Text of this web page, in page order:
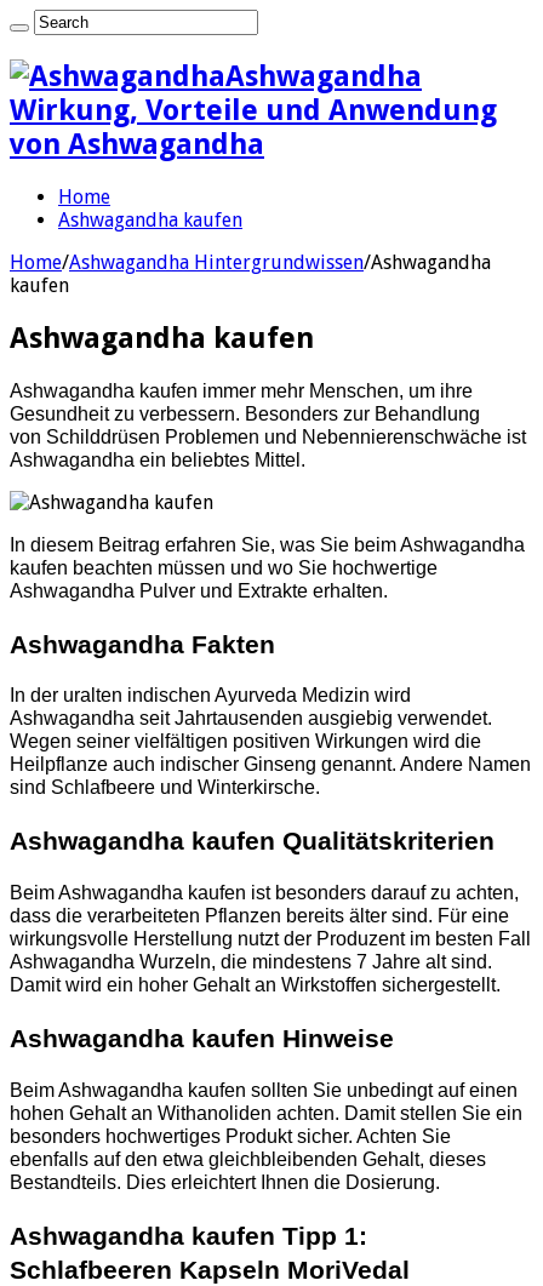
Ashwagandha
Wirkung, Vorteile und Anwendung
von Ashwagandha
Home
Ashwagandha kaufen
Home/Ashwagandha Hintergrundwissen/Ashwagandha
kaufen
Ashwagandha kaufen
Ashwagandha kaufen immer mehr Menschen, um ihre
Gesundheit zu verbessern. Besonders zur Behandlung
von Schilddrüsen Problemen und Nebennierenschwäche ist
Ashwagandha ein beliebtes Mittel.
In diesem Beitrag erfahren Sie, was Sie beim Ashwagandha
kaufen beachten müssen und wo Sie hochwertige
Ashwagandha Pulver und Extrakte erhalten.
Ashwagandha Fakten
In der uralten indischen Ayurveda Medizin wird
Ashwagandha seit Jahrtausenden ausgiebig verwendet.
Wegen seiner vielfältigen positiven Wirkungen wird die
Heilpflanze auch indischer Ginseng genannt. Andere Namen
sind Schlafbeere und Winterkirsche.
Ashwagandha kaufen Qualitätskriterien
Beim Ashwagandha kaufen ist besonders darauf zu achten,
dass die verarbeiteten Pflanzen bereits älter sind. Für eine
wirkungsvolle Herstellung nutzt der Produzent im besten Fall
Ashwagandha Wurzeln, die mindestens 7 Jahre alt sind.
Damit wird ein hoher Gehalt an Wirkstoffen sichergestellt.
Ashwagandha kaufen Hinweise
Beim Ashwagandha kaufen sollten Sie unbedingt auf einen
hohen Gehalt an Withanoliden achten. Damit stellen Sie ein
besonders hochwertiges Produkt sicher. Achten Sie
ebenfalls auf den etwa gleichbleibenden Gehalt, dieses
Bestandteils. Dies erleichtert Ihnen die Dosierung.
Ashwagandha kaufen Tipp 1:
Schlafbeeren Kapseln MoriVedal